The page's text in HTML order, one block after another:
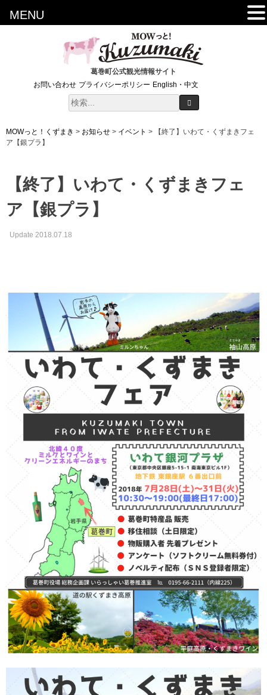
葛巻町公式観光情報サイト
お問い合わせ プライバシーポリシー English・中文
MOWっと！くずまき > お知らせ > イベント >
【終了】いわて・くずまきフェ
ア【銀プラ】
【終了】いわて・くずまきフェ
ア【銀プラ】
Update 2018.07.18
MENU